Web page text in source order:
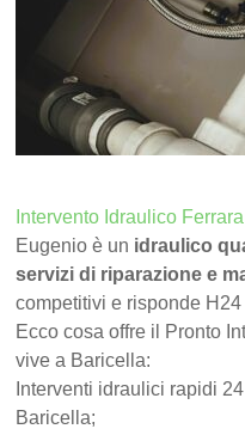
Intervento Idraulico Ferrara
Eugenio è un idraulico
servizi di riparazione e
competitivi e risponde
Ecco cosa offre il Pronto
vive a Baricella:
Interventi idraulici rapidi
Baricella;